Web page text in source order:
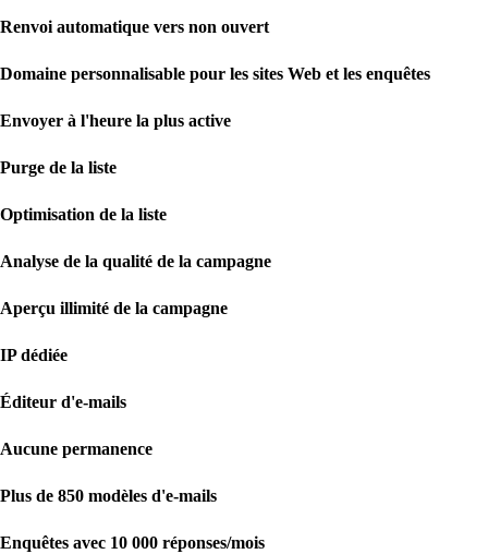
Renvoi automatique vers non ouvert
Domaine personnalisable pour les sites Web et les enquêtes
Envoyer à l'heure la plus active
Purge de la liste
Optimisation de la liste
Analyse de la qualité de la campagne
Aperçu illimité de la campagne
IP dédiée
Éditeur d'e-mails
Aucune permanence
Plus de 850 modèles d'e-mails
Enquêtes avec 10 000 réponses/mois